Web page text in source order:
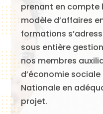
prenant en compte
modèle d’affaires
formations
sous entière
nos membres
d’économie
Nationale en
projet.